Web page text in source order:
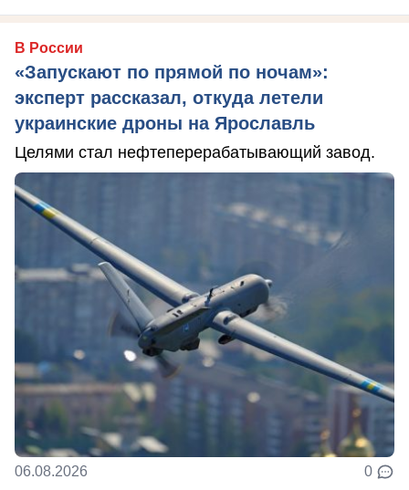
В России
«Запускают по прямой по ночам»:
эксперт рассказал, откуда летели
украинские дроны на Ярославль
Целями стал нефтеперерабатывающий завод.
06.08.2026 0